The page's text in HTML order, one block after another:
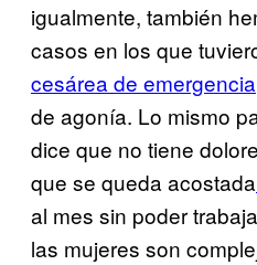
igualmente, también
casos en los que
cesárea de emergencia
de agonía. Lo mismo
dice que no tiene
que se queda acostada
al mes sin poder
las mujeres son